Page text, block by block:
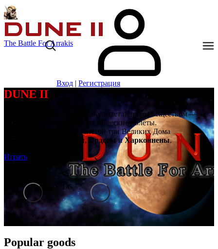
The Battle For Arrakis
Вход | Регистрация
DUNE II
Далёкая планета Арракис обладает ценным веществом —
спайсом, сокращающим космические полёты.
Борются за владение планетой три Великих Дома
Ландсраада:
Атрейдесы, ОрдосыиХарконнены.
Играть
1/6
Popular goods